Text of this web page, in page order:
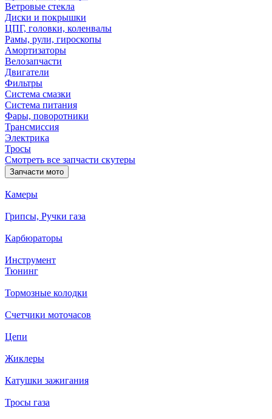
Ветровые стекла
Диски и покрышки
ЦПГ, головки, коленвалы
Рамы, рули, гироскопы
Амортизаторы
Велозапчасти
Двигатели
Фильтры
Система смазки
Система питания
Фары, поворотники
Трансмиссия
Электрика
Тросы
Смотреть все запчасти скутеры
Запчасти мото
Камеры
Грипсы, Ручки газа
Карбюраторы
Инструмент
Тюнинг
Тормозные колодки
Счетчики моточасов
Цепи
Жиклеры
Катушки зажигания
Тросы газа